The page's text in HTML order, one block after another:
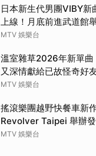
日本新生代男團VIBY
上線！月底前進武道館
SHOWCASE
MTV 娛樂台
溫室雜草2026年新單曲
又深情獻給已故怪奇好
MTV 娛樂台
搖滾樂團越野快餐車新
Revolver Taipei 舉辦
MTV 娛樂台